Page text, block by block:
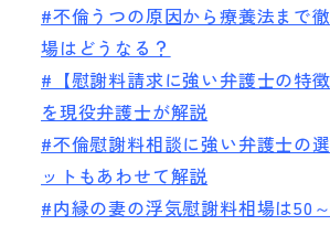
#不倫うつの原因から療養法まで
場はどうなる？
#【慰謝料請求に強い弁護士の特
を現役弁護士が解説
#不倫慰謝料相談に強い弁護士の
ットもあわせて解説
#内縁の妻の浮気慰謝料相場は50